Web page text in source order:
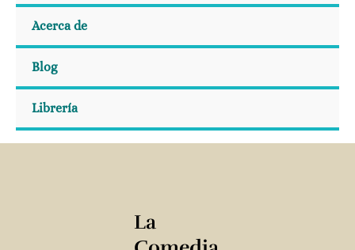
Acerca de
Blog
Librería
La